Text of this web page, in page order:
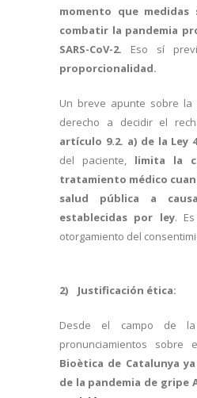
momento que medidas
combatir la pandemia
SARS-CoV-2. Eso sí
proporcionalidad.
Un breve apunte sobre
derecho a decidir el
artículo 9.2. a) de la Ley
del paciente, limita la
tratamiento médico
salud pública a
establecidas por ley.
otorgamiento del
2) Justificación ética:
Desde el campo de
pronunciamientos sobre
Bioètica de Catalunya
de la pandemia de gripe